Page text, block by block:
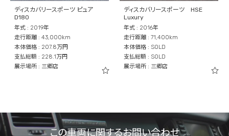
ディスカバリースポーツ ピュア
D180
年式 : 2019年
走行距離 : 43,000km
本体価格 : 207.8万円
支払総額 : 228.1万円
展示場所 : 三郷店
ディスカバリースポーツ HSE
Luxury
年式 : 2016年
走行距離 : 71,400km
本体価格 : SOLD
支払総額 : SOLD
展示場所 : 三郷店
この車両に関するお問い合わせ